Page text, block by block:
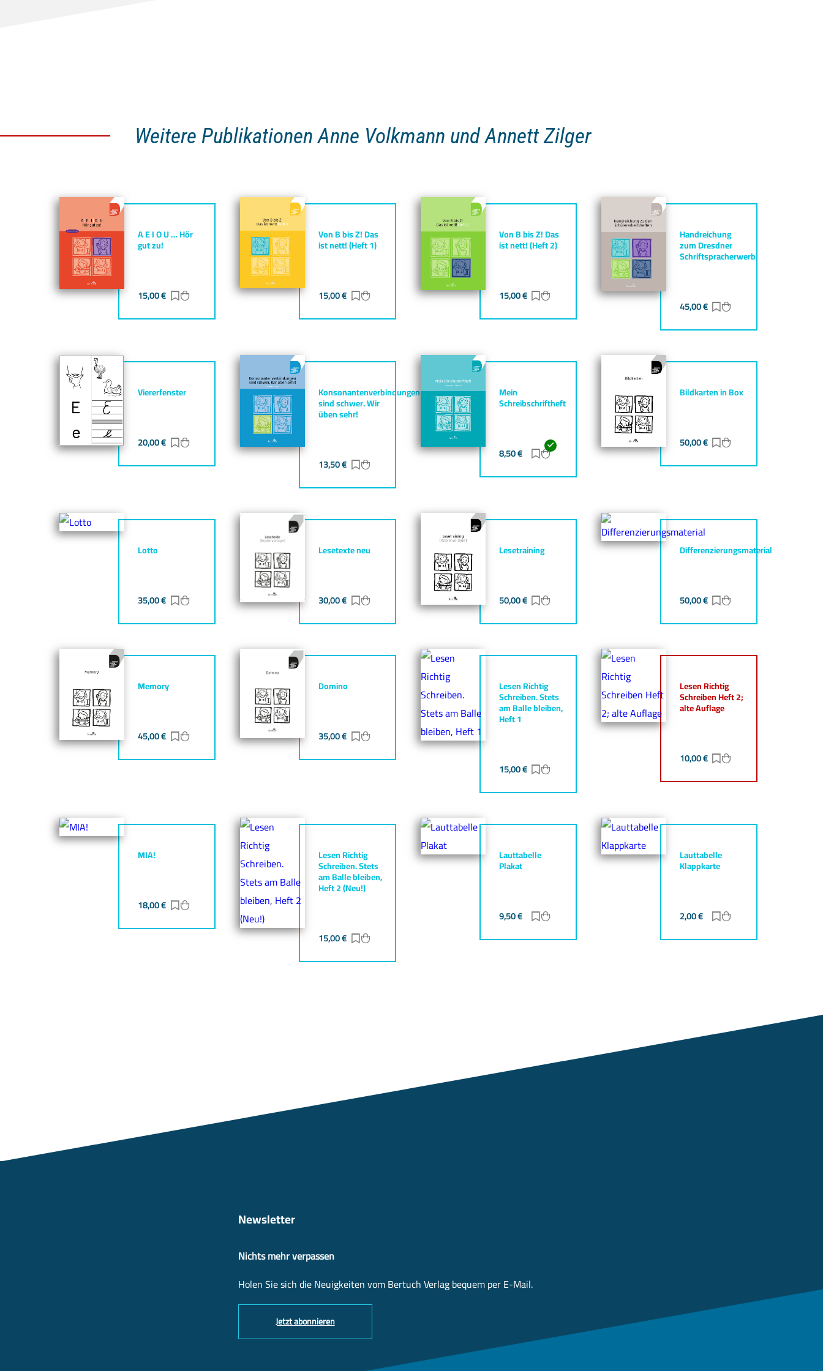
Weitere Publikationen Anne Volkmann und Annett Zilger
A E I O U … Hör
gut zu!
15,00€ Zur Merkliste hinzufügen
Zum Warenkorb hinzufügen
Von B bis Z! Das
ist nett! (Heft 1)
15,00€ Zur Merkliste hinzufügen
Zum Warenkorb hinzufügen
Von B bis Z! Das
ist nett! (Heft 2)
15,00€ Zur Merkliste hinzufügen
Zum Warenkorb hinzufügen
Handreichung
zum Dresdner
Schriftspracherwerb
45,00€ Zur Merkliste
Viererfenster
20,00€ Zur Merkliste hinzufügen
Zum Warenkorb hinzufügen
Konsonantenverbindungen
sind schwer. Wir
üben sehr!
13,50€ Zur Merkliste hinzufügen
Mein
Schreibschriftheft
8,50€ Zur Merkliste hinzufügen
Zum Warenkorb hinzufügen
Bildkarten in Box
50,00€ Zur Merkliste
Lotto
35,00€ Zur Merkliste hinzufügen
Zum Warenkorb hinzufügen
Lesetexte neu
30,00€ Zur Merkliste hinzufügen
Zum Warenkorb hinzufügen
Lesetraining
50,00€ Zur Merkliste hinzufügen
Differenzierungsmaterial
50,00€ Zur Merkliste
Memory
45,00€ Zur Merkliste hinzufügen
Zum Warenkorb hinzufügen
Domino
35,00€ Zur Merkliste hinzufügen
Zum Warenkorb hinzufügen
Lesen Richtig
Schreiben. Stets
am Balle bleiben,
Heft 1
15,00€ Zur Merkliste hinzufügen
Lesen Richtig
Schreiben Heft 2;
alte Auflage
10,00€ Zur Merkliste
MIA!
18,00€ Zur Merkliste hinzufügen
Zum Warenkorb hinzufügen
Lesen Richtig
Schreiben. Stets
am Balle bleiben,
Heft 2 (Neu!)
15,00€ Zur Merkliste hinzufügen
Zum Warenkorb hinzufügen
Lauttabelle
Plakat
9,50€ Zur Merkliste hinzufügen
Lauttabelle
Klappkarte
2,00€ Zur Merkliste
Newsletter
Nichts mehr verpassen
Holen Sie sich die Neuigkeiten vom Bertuch Verlag bequem per E-Mail.
Jetzt abonnieren